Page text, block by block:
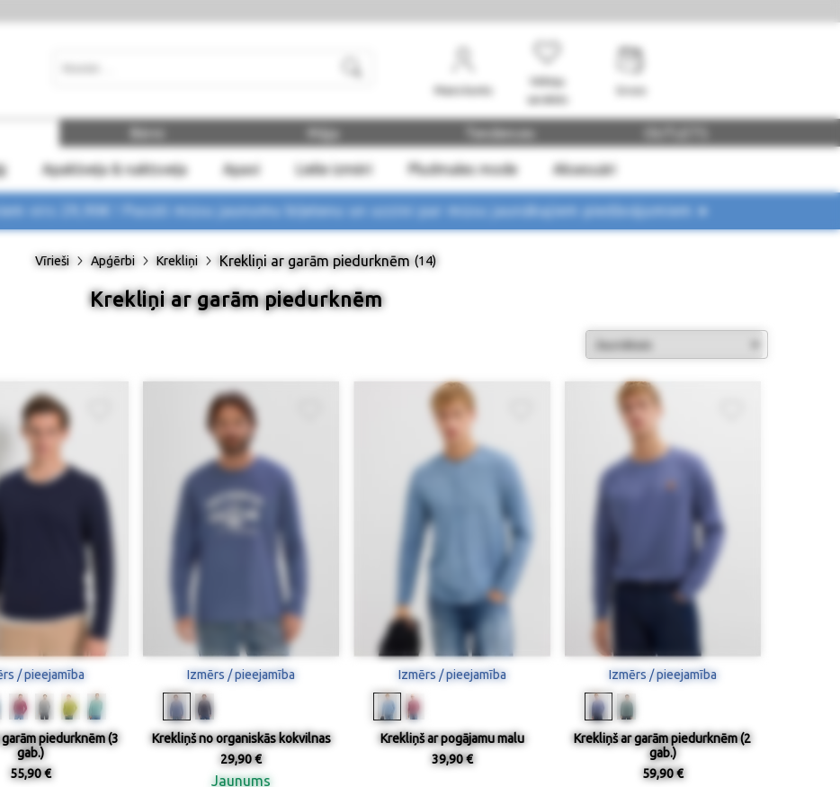
Mans konts
Vēlmju
saraksts
Apakšveļa & naktsveļa Apavi Lielie izmēri Pludmales mode Aksesuāri
Māja Tendences
virs 29,90€ ! Pasūti mūsu jaunumu biļetenu un uzzini par mūsu jaunākajiem piedāvājumiem ➤
Vīrieši Apģērbi Krekliņi Krekliņi ar garām piedurknēm (14)
Krekliņi ar garām piedurknēm
/ pieejamība
piedurknēm (3
gab.)
55,90 €
Izmērs / pieejamība
Krekliņš no organiskās kokvilnas
29,90 €
Jaunums
Izmērs / pieejamība
Krekliņš ar pogājamu malu
39,90 €
Izmērs / pieejamība
Krekliņš ar garām piedurknēm (2
gab.)
59,90 €